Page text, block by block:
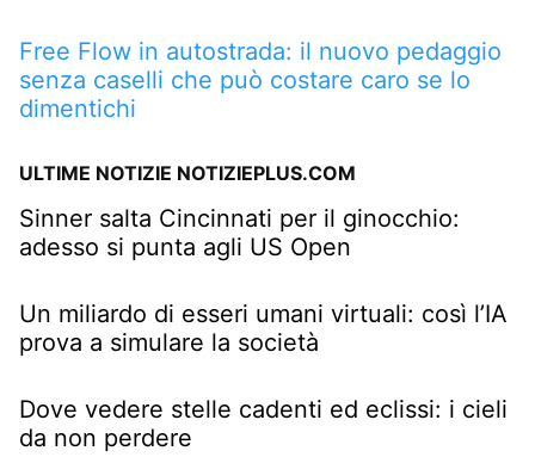
Free Flow in autostrada: il nuovo pedaggio
senza caselli che può costare caro se lo
dimentichi
ULTIME NOTIZIE NOTIZIEPLUS.COM
Sinner salta Cincinnati per il ginocchio:
adesso si punta agli US Open
Un miliardo di esseri umani virtuali: così l’IA
prova a simulare la società
Dove vedere stelle cadenti ed eclissi: i cieli
da non perdere